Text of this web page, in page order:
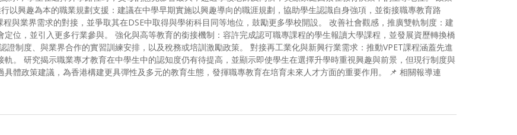
以興趣為本的職業規劃支援：建議在中學早期實施以興趣導向的職涯規劃，協助學生認識自身強項，並銜接職專教育路
與業界需求的對接，並爭取其在DSE中取得與學術科目同等地位，鼓勵更多學校開設。 改善社會觀感，推廣雙軌制度：建
位，並引入更多行業參與。 強化與高等教育的銜接機制：容許完成認可職專課程的學生報讀大學課程，並發展資歷轉換橋
制度、與業界合作的實習訓練安排，以及稅務或培訓激勵政策。 對接再工業化與新興行業需求：推動VPET課程涵蓋先進
。 研究揭示職業專才教育在中學生中的認知度仍有待提高，並顯示即使學生在選擇升學時重視興趣與前景，但現行制度與
體政策建議，為香港構建更具彈性及多元的教育生態，發揮職專教育在培育未來人才方面的重要作用。 📌 相關報導連